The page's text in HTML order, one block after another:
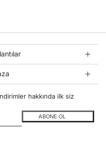
hakkında ilk siz
ABONE OL
site için hCaptchaGizlilik Politikası